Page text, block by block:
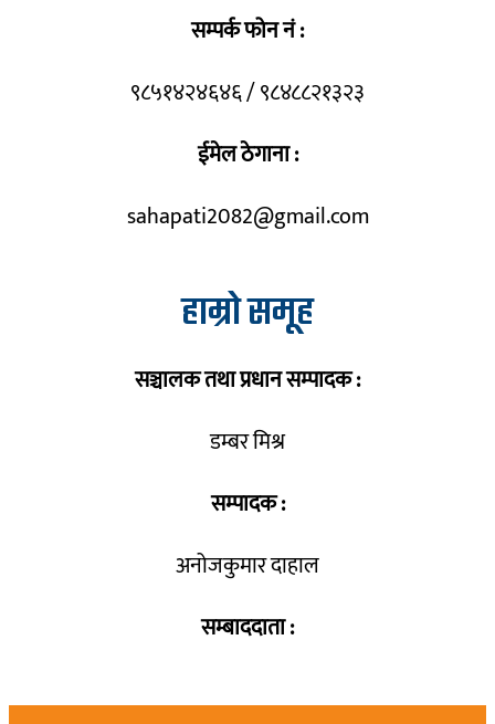
सम्पर्क फोन नं :
९८५१४२४६४६ / ९८४८८२१३२३
ईमेल ठेगाना :
sahapati2082@gmail.com
हाम्रो समूह
सञ्चालक तथा प्रधान सम्पादक :
डम्बर मिश्र
सम्पादक :
अनोजकुमार दाहाल
सम्बाददाता :